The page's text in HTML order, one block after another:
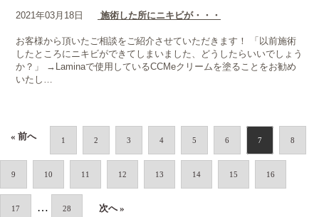
2021年03月18日 施術した所にニキビが・・・
お客様から頂いたご相談をご紹介させていただきます！ 「以前施術
したところにニキビができてしまいました、どうしたらいいでしょう
か？」 →Laminaで使用しているCCMeクリームを塗ることをお勧め
いたし…
« 前へ 1 2 3 4 5 6 7 8
9 10 11 12 13 14 15 16
17 … 28 次へ »